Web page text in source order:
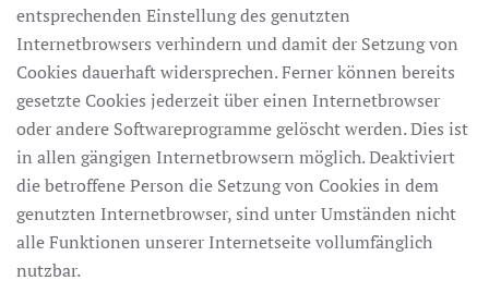
entsprechenden Einstellung des genutzten
Internetbrowsers verhindern und damit der Setzung von
Cookies dauerhaft widersprechen. Ferner können bereits
gesetzte Cookies jederzeit über einen Internetbrowser
oder andere Softwareprogramme gelöscht werden. Dies ist
in allen gängigen Internetbrowsern möglich. Deaktiviert
die betroffene Person die Setzung von Cookies in dem
genutzten Internetbrowser, sind unter Umständen nicht
alle Funktionen unserer Internetseite vollumfänglich
nutzbar.